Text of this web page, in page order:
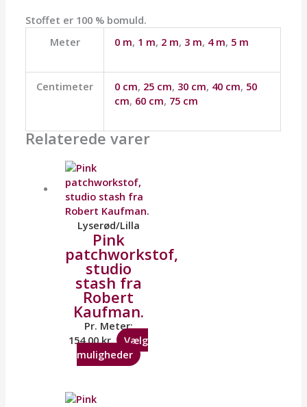
Stoffet er 100 % bomuld.
Meter
0 m, 1 m, 2 m, 3 m, 4 m, 5 m
Centimeter 0 cm, 25 cm, 30 cm, 40 cm, 50
cm, 60 cm, 75 cm
Relaterede varer
Lyserød/Lilla
Pink
patchworkstof,
studio
stash fra
Robert
Kaufman.
Pr. Meter:
154,00kr.
Vælg
muligheder